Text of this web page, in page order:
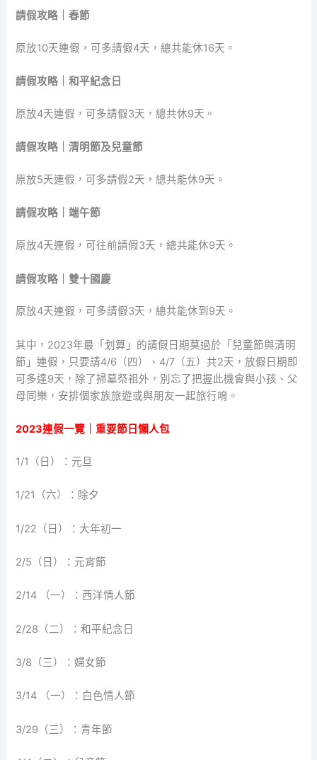
請假攻略｜春節
原放10天連假，可多請假4天，總共能休16天。
請假攻略｜和平紀念日
原放4天連假，可多請假3天，總共休9天。
請假攻略｜清明節及兒童節
原放5天連假，可多請假2天，總共能休9天。
請假攻略｜端午節
原放4天連假，可往前請假3天，總共能休9天。
請假攻略｜雙十國慶
原放4天連假，可多請假3天，總共能休到9天。
其中，2023年最「划算」的請假日期莫過於「兒童節與清明
節」連假，只要請4/6（四）、4/7（五）共2天，放假日期即
可多達9天，除了掃墓祭祖外，別忘了把握此機會與小孩、父
母同樂，安排個家族旅遊或與朋友一起旅行唷。
2023連假一覽｜重要節日懶人包
1/1（日）：元旦
1/21（六）：除夕
1/22（日）：大年初一
2/5（日）：元宵節
2/14 （一）：西洋情人節
2/28（二）：和平紀念日
3/8（三）：婦女節
3/14 （一）：白色情人節
3/29（三）：青年節